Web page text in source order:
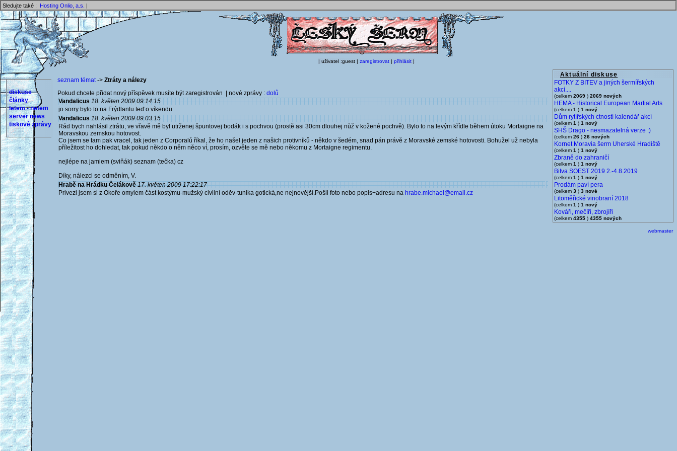
Sledujte také : Hosting Onlio, a.s. |
| uživatel :guest | zaregistrovat | přihlásit |
Aktuální diskuse
FOTKY Z BITEV a jiných šermířských
akcí....
(celkem 2069 ) 2069 nových
HEMA - Historical European Martial Arts
(celkem 1 ) 1 nový
Dům rytířských ctností kalendář akcí
(celkem 1 ) 1 nový
SHŠ Drago - nesmazatelná verze :)
(celkem 26 ) 26 nových
Kornet Moravia šerm Uherské Hradiště
(celkem 1 ) 1 nový
Zbraně do zahraničí
(celkem 1 ) 1 nový
Bitva SOEST 2019 2.-4.8.2019
(celkem 1 ) 1 nový
Prodám paví pera
(celkem 3 ) 3 nové
Litoměřické vinobraní 2018
(celkem 1 ) 1 nový
Kováři, mečíři, zbrojíři
(celkem 4355 ) 4355 nových
diskuse
články
letem - netem
server news
tiskové zprávy
seznam témat-> Ztráty a nálezy
Pokud chcete přidat nový příspěvek musíte být zaregistrován | nové zprávy : dolů
Vandalicus 18. květen 2009 09:14:15
jo sorry bylo to na Frýdlantu teď o víkendu
Vandalicus 18. květen 2009 09:03:15
Rád bych nahlásil ztrátu, ve vřavě mě byl utrženej špuntovej bodák i s pochvou (prostě asi 30cm dlouhej nůž v kožené pochvě). Bylo to na levým křídle během útoku Mortaigne na
Moravskou zemskou hotovost.
Co jsem se tam pak vracel, tak jeden z Corporalů říkal, že ho našel jeden z našich protivníků - někdo v šedém, snad pán právě z Moravské zemské hotovosti. Bohužel už nebyla
příležitost ho dohledat, tak pokud někdo o něm něco ví, prosím, ozvěte se mě nebo někomu z Mortaigne regimentu.
nejlépe na jamiem (sviňák) seznam (tečka) cz
Díky, nálezci se odměním, V.
Hrabě na Hrádku Čelákově 17. květen 2009 17:22:17
Privezl jsem si z Okoře omylem část kostýmu-mužský civilní oděv-tunika gotická,ne nejnovější.Pošli foto nebo popis+adresu na hrabe.michael@email.cz
webmaster